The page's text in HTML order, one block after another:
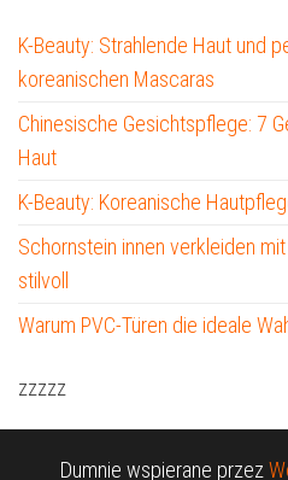
K-Beauty: Strahlende Haut und
koreanischen Mascaras
Chinesische Gesichtspflege: 7
Haut
K-Beauty: Koreanische
Schornstein innen verkleiden
stilvoll
Warum PVC-Türen die ideale
zzzzz
Dumnie wspierane przez